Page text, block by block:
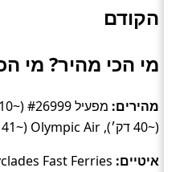
הקודם
מי הכי מהיר? מי
מהירים:
(~40 דק׳), Olympic Air (~41 דק׳).
איטיים: